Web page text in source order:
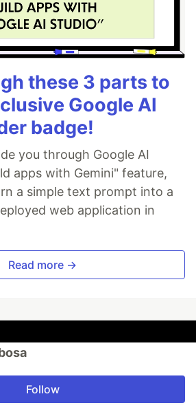
these 3 parts to
Google AI
badge!
you through Google AI
apps with Gemini" feature,
a simple text prompt into a
web application in
Read more →
Follow